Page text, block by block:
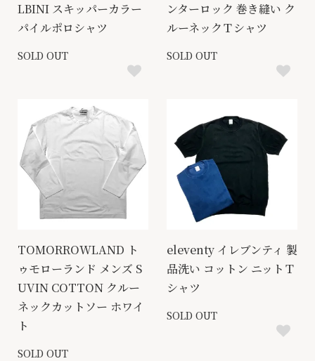
LBINI スキッパーカラー
パイルポロシャツ
SOLD OUT
ンターロック 巻き縫い ク
ルーネックＴシャツ
SOLD OUT
TOMORROWLAND ト
ゥモローランド メンズ S
UVIN COTTON クルー
ネックカットソー ホワイ
ト
SOLD OUT
eleventy イレブンティ 製
品洗い コットン ニットＴ
シャツ
SOLD OUT